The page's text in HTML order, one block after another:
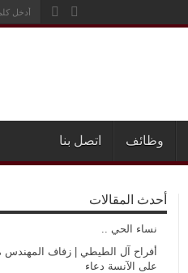
وظائف اتصل بنا
أحدث المقالات
نساء الحي ..
أفراح آل الطيطي | زفاف المهندس
على الآنسة دعاء